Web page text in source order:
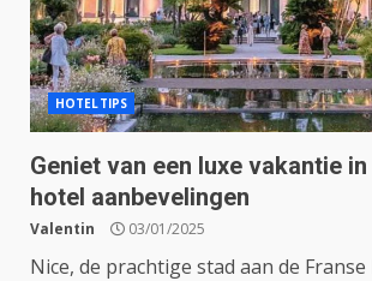
HOTELTIPS
Geniet van een luxe vakantie
hotel aanbevelingen
Valentin 03/01/2025
Nice, de prachtige stad aan de Franse